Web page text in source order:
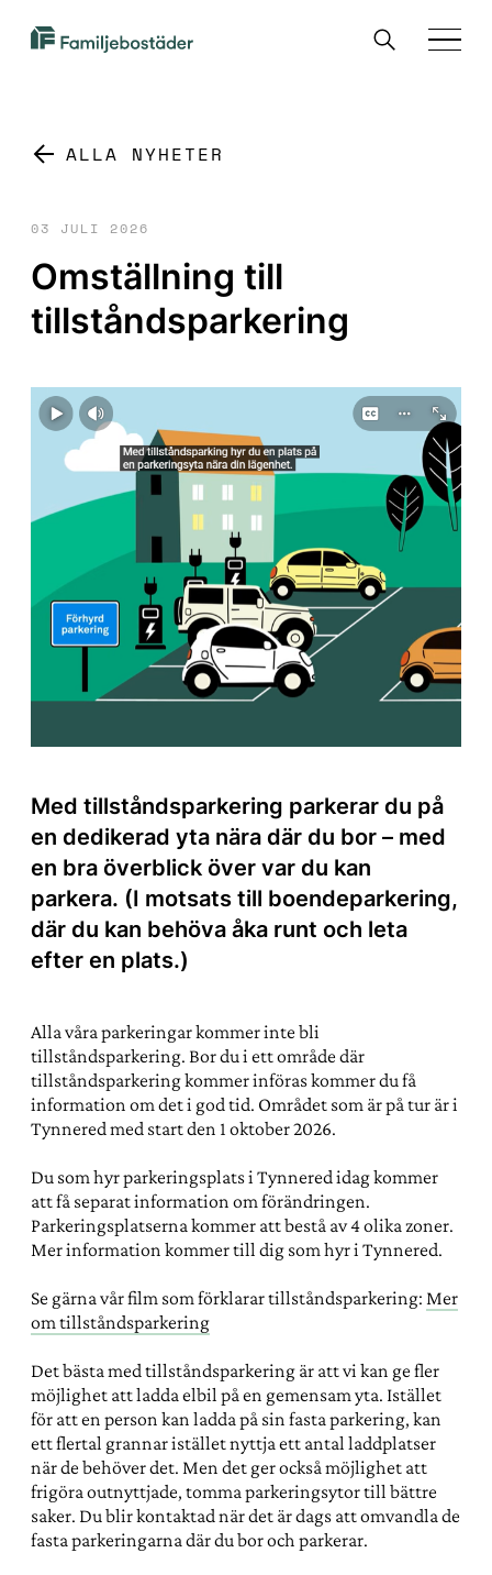
Familjebostäder
Sök
ALLA NYHETER
03 JULI 2026
Omställning till
tillståndsparkering
Med tillståndsparkering parkerar du på
en dedikerad yta nära där du bor – med
en bra överblick över var du kan
parkera. (I motsats till boendeparkering,
där du kan behöva åka runt och leta
efter en plats.)
Alla våra parkeringar kommer inte bli
tillståndsparkering. Bor du i ett område där
tillståndsparkering kommer införas kommer du få
information om det i god tid. Området som är på tur är i
Tynnered med start den 1 oktober 2026.
Du som hyr parkeringsplats i Tynnered idag kommer
att få separat information om förändringen.
Parkeringsplatserna kommer att bestå av 4 olika zoner.
Mer information kommer till dig som hyr i Tynnered.
Se gärna vår film som förklarar tillståndsparkering: Mer
om tillståndsparkering
Det bästa med tillståndsparkering är att vi kan ge fler
möjlighet att ladda elbil på en gemensam yta. Istället
för att en person kan ladda på sin fasta parkering, kan
ett flertal grannar istället nyttja ett antal laddplatser
när de behöver det. Men det ger också möjlighet att
frigöra outnyttjade, tomma parkeringsytor till bättre
saker. Du blir kontaktad när det är dags att omvandla de
fasta parkeringarna där du bor och parkerar.